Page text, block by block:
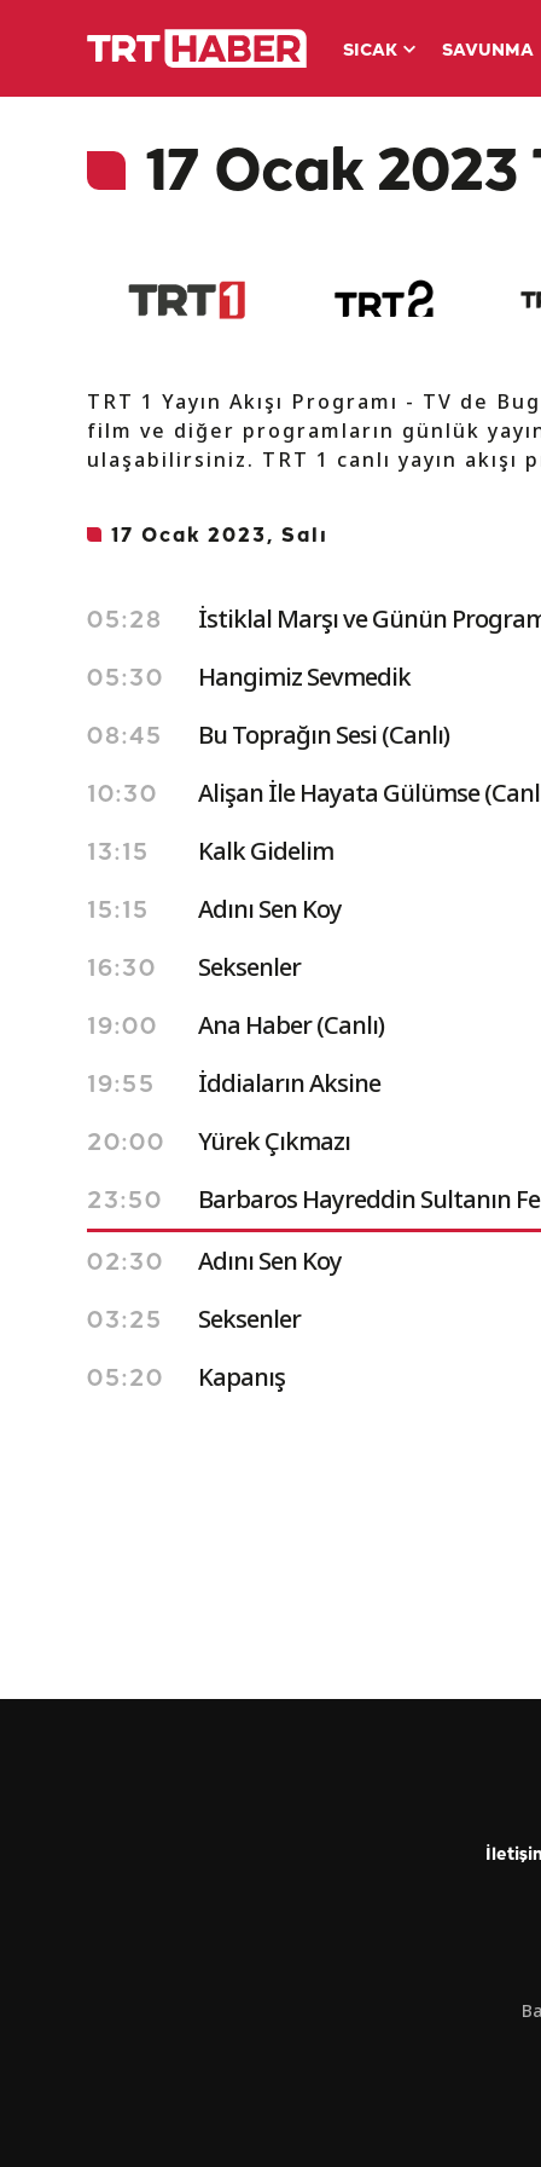
SICAK SAVUNMA
17 Ocak 2023
TRT 1 Yayın Akışı Programı - TV de
film ve diğer programların günlük
ulaşabilirsiniz. TRT 1 canlı yayın akışı
17 Ocak 2023, Salı
05:28 İstiklal Marşı ve Günün Program
05:30 Hangimiz Sevmedik
08:45 Bu Toprağın Sesi (Canlı)
10:30 Alişan İle Hayata Gülümse
13:15 Kalk Gidelim
15:15 Adını Sen Koy
16:30 Seksenler
19:00 Ana Haber (Canlı)
19:55 İddiaların Aksine
20:00 Yürek Çıkmazı
23:50 Barbaros Hayreddin Sultanın
02:30 Adını Sen Koy
03:25 Seksenler
05:20 Kapanış